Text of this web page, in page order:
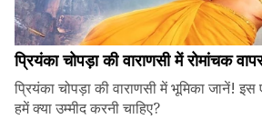
प्रियंका चोपड़ा की वाराणसी में रोमांचक
प्रियंका चोपड़ा की वाराणसी में भूमिका जानें!
हमें क्या उम्मीद करनी चाहिए?